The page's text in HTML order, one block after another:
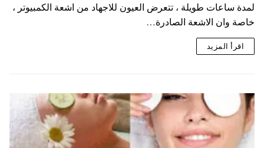
لمدة ساعات طويلة ، تتعرض العيون للاجهاد من اشعة الكمبيوتر ،
خاصة وان الاشعة الصادرة…
اقرأ المزيد